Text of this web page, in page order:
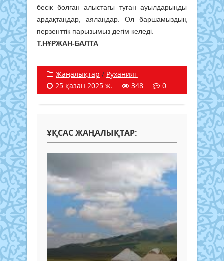
бесік болған алыстағы туған ауылдарыңды
ардақтаңдар, аялаңдар. Ол баршамыздың
перзенттік парызымыз дегім келеді.
Т.НҰРЖАН-БАЛТА
Жаңалықтар / Руханият
25 қазан 2025 ж.
348 0
ҰҚСАС ЖАҢАЛЫҚТАР: